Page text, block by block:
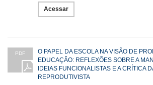
Acessar
PDF
O PAPEL DA ESCOLA NA VISÃO DE
EDUCAÇÃO: REFLEXÕES SOBRE A
IDEIAS FUNCIONALISTAS E A CRÍTICA
REPRODUTIVISTA